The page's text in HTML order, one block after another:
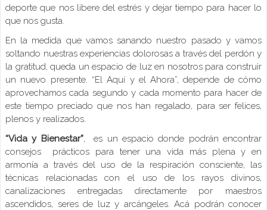
deporte que nos libere del estrés y dejar tiempo para hacer lo
que nos gusta.
En la medida que vamos sanando nuestro pasado y vamos
soltando nuestras experiencias dolorosas a través del perdón y
la gratitud, queda un espacio de luz en nosotros para construir
un nuevo presente. “El Aquí y el Ahora”, depende de cómo
aprovechamos cada segundo y cada momento para hacer de
este tiempo preciado que nos han regalado, para ser felices,
plenos y realizados.
“Vida y Bienestar”, es un espacio donde podrán encontrar
consejos prácticos para tener una vida más plena y en
armonía a través del uso de la respiración consciente, las
técnicas relacionadas con el uso de los rayos divinos,
canalizaciones entregadas directamente por maestros
ascendidos, seres de luz y arcángeles. Acá podrán conocer